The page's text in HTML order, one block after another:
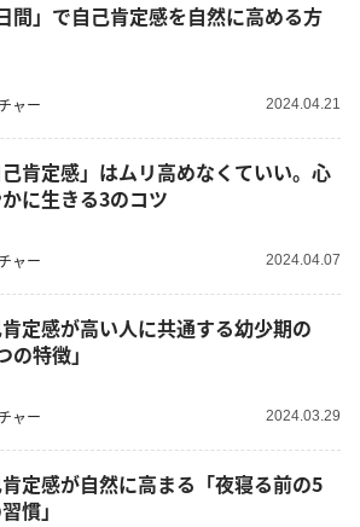
間」で自己肯定感を自然に高める方
ャー 2024.04.21
己肯定感」はムリ高めなくていい。心
に生きる3のコツ
ャー 2024.04.07
定感が高い人に共通する幼少期の
の特徴」
ャー 2024.03.29
定感が自然に高まる「夜寝る前の5
慣」